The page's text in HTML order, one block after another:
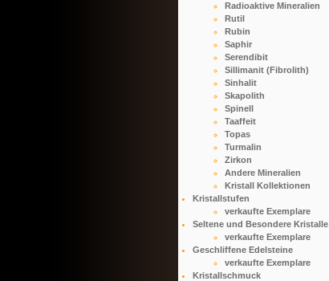
Radioaktive Mineralien
Rutil
Rubin
Saphir
Serendibit
Sillimanit (Fibrolith)
Sinhalit
Skapolith
Spinell
Taaffeit
Topas
Turmalin
Zirkon
Andere Mineralien
Kristall Kollektionen
Kristallstufen
verkaufte Exemplare
Seltene und Besondere Kristalle
verkaufte Exemplare
Geschliffene Edelsteine
verkaufte Exemplare
Kristallschmuck